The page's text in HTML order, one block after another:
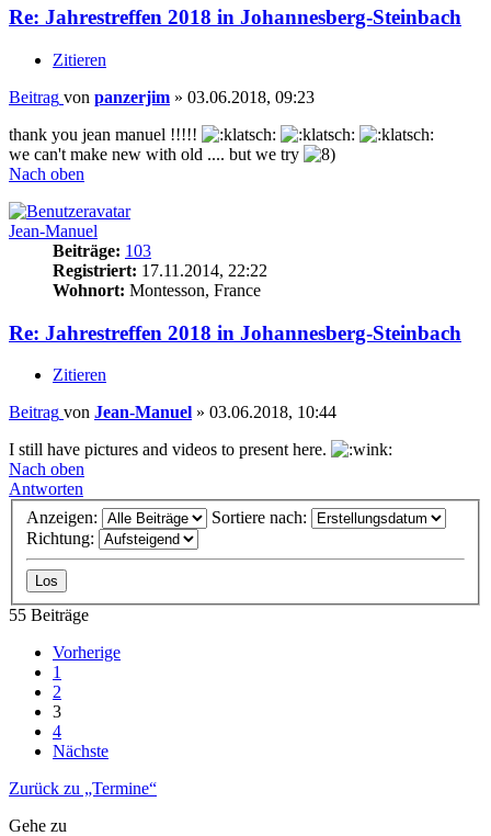
Re: Jahrestreffen 2018 in Johannesberg-Steinbach
Zitieren
Beitrag von panzerjim » 03.06.2018, 09:23
thank you jean manuel !!!!!
we can't make new with old .... but we try
Nach oben
Jean-Manuel
Beiträge: 103
Registriert: 17.11.2014, 22:22
Wohnort: Montesson, France
Re: Jahrestreffen 2018 in Johannesberg-Steinbach
Zitieren
Beitrag von Jean-Manuel » 03.06.2018, 10:44
I still have pictures and videos to present here.
Nach oben
Antworten
Anzeigen:
Sortiere nach:
Richtung:
55 Beiträge
Vorherige
1
2
3
4
Nächste
Zurück zu „Termine“
Gehe zu